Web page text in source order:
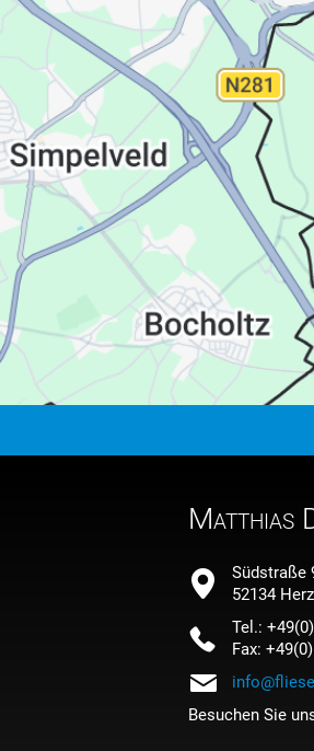
Matthias
Südstraße
52134
Tel.:
Fax:
Besuchen Sie